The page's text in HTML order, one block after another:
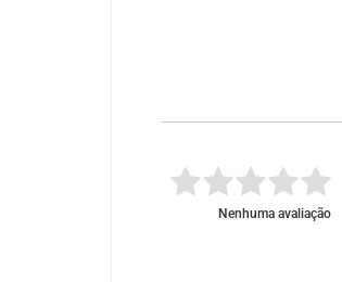
Nenhuma avaliação